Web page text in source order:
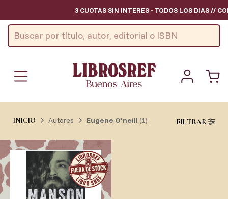
3 CUOTAS SIN INTERES - TODOS LOS DIAS //
FILTRAR
INICIO Autores Eugene O'neill (1)